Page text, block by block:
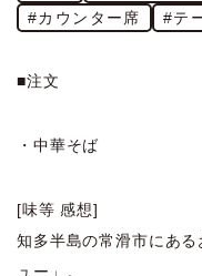
#カウンター席
#テ
■注文
・中華そば
[味等 感想]
知多半島の常滑市にあ
ュー」。